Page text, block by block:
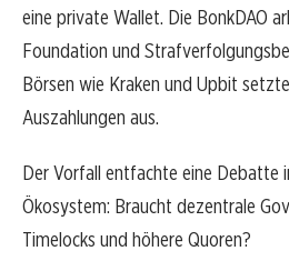
eine private Wallet. Die BonkDAO
Foundation und
Börsen wie Kraken und Upbit
Auszahlungen aus.
Der Vorfall entfachte eine Debatte
Ökosystem: Braucht dezentrale
Timelocks und höhere Quoren?